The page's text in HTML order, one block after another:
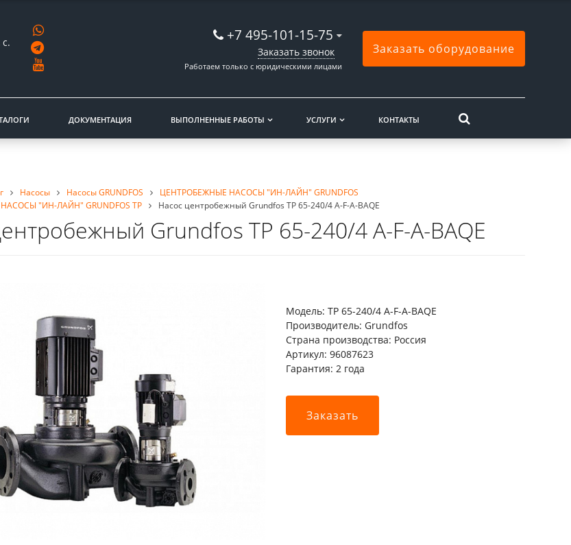
+7 495-101-15-75
Заказать звонок
Работаем только с юридическими лицами
Заказать оборудование
ДОКУМЕНТАЦИЯ ВЫПОЛНЕННЫЕ РАБОТЫ УСЛУГИ КОНТАКТЫ
Насосы Насосы GRUNDFOS
ЦЕНТРОБЕЖНЫЕ НАСОСЫ "ИН-ЛАЙН" GRUNDFOS
"ИН-ЛАЙН" GRUNDFOS TP
Насос центробежный Grundfos TP 65-240/4 A-F-A-BAQE
Grundfos TP 65-240/4 A-F-A-BAQE
Модель: TP 65-240/4 A-F-A-BAQE
Производитель: Grundfos
Страна производства: Россия
Артикул: 96087623
Гарантия: 2 года
Заказать